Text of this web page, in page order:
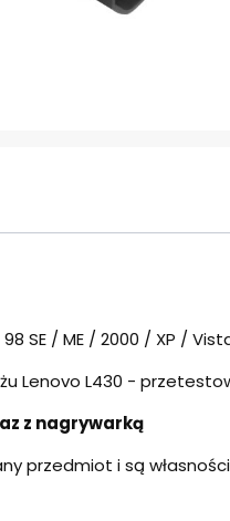
SE / ME / 2000 / XP /
Lenovo L430 -
z nagrywarką
przedmiot i są